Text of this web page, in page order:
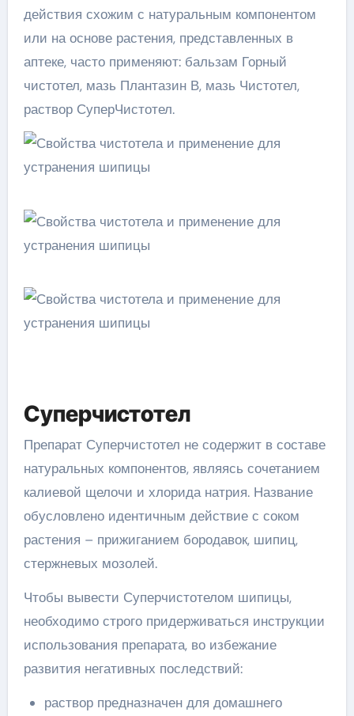
действия схожим с натуральным компонентом
или на основе растения, представленных в
аптеке, часто применяют: бальзам Горный
чистотел, мазь Плантазин В, мазь Чистотел,
раствор СуперЧистотел.
Суперчистотел
Препарат Суперчистотел не содержит в составе
натуральных компонентов, являясь сочетанием
калиевой щелочи и хлорида натрия. Название
обусловлено идентичным действие с соком
растения – прижиганием бородавок, шипиц,
стержневых мозолей.
Чтобы вывести Суперчистотелом шипицы,
необходимо строго придерживаться инструкции
использования препарата, во избежание
развития негативных последствий:
раствор предназначен для домашнего